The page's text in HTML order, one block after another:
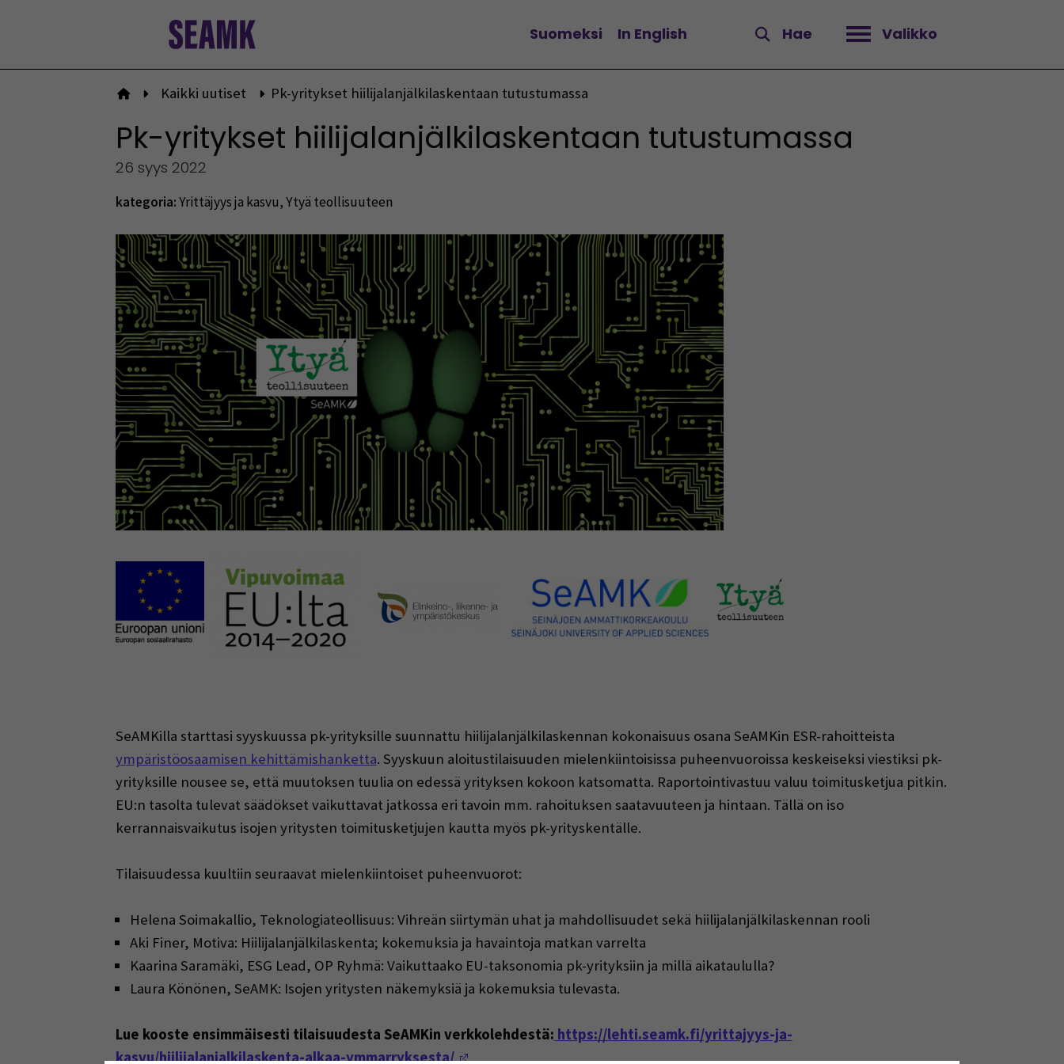
Vaihda kieltä
Suomeksi In English Hae Valikko
Avaa valikko
Etusivulle
Kaikki uutiset Pk-yritykset hiilijalanjälkilaskentaan tutustumassa
Pk-yritykset hiilijalanjälkilaskentaan tutustumassa
26 syys 2022
kategoria:Yrittäjyys ja kasvu,Ytyä teollisuuteen
SeAMKilla starttasi syyskuussa pk-yrityksille suunnattu hiilijalanjälkilaskennan kokonaisuus osana SeAMKin ESR-rahoitteista
ympäristöosaamisen kehittämishanketta. Syyskuun aloitustilaisuuden mielenkiintoisissa puheenvuoroissa keskeiseksi viestiksi pk-
yrityksille nousee se, että muutoksen tuulia on edessä yrityksen kokoon katsomatta. Raportointivastuu valuu toimitusketjua pitkin.
EU:n tasolta tulevat säädökset vaikuttavat jatkossa eri tavoin mm. rahoituksen saatavuuteen ja hintaan. Tällä on iso
kerrannaisvaikutus isojen yritysten toimitusketjujen kautta myös pk-yrityskentälle.
Tilaisuudessa kuultiin seuraavat mielenkiintoiset puheenvuorot:
Helena Soimakallio, Teknologiateollisuus: Vihreän siirtymän uhat ja mahdollisuudet sekä hiilijalanjälkilaskennan rooli
Aki Finer, Motiva: Hiilijalanjälkilaskenta; kokemuksia ja havaintoja matkan varrelta
Kaarina Saramäki, ESG Lead, OP Ryhmä: Vaikuttaako EU-taksonomia pk-yrityksiin ja millä aikataululla?
Laura Könönen, SeAMK: Isojen yritysten näkemyksiä ja kokemuksia tulevasta.
Lue kooste ensimmäisesti tilaisuudesta SeAMKin verkkolehdestä: https://lehti.seamk.fi/yrittajyys-ja-
kasvu/hiilijalanjalkilaskenta-alkaa-ymmarryksesta/
(Opens in a new window)